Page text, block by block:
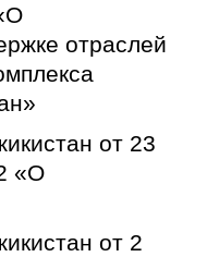
отраслей
от 23
«О
от 2